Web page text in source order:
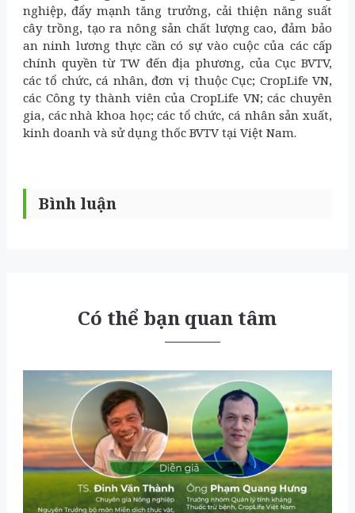
nghiệp, đẩy mạnh tăng trưởng, cải thiện năng suất
cây trồng, tạo ra nông sản chất lượng cao, đảm bảo
an ninh lương thực cần có sự vào cuộc của các cấp
chính quyền từ TW đến địa phương, của Cục BVTV,
các tổ chức, cá nhân, đơn vị thuộc Cục; CropLife VN,
các Công ty thành viên của CropLife VN; các chuyên
gia, các nhà khoa học; các tổ chức, cá nhân sản xuất,
kinh doanh và sử dụng thốc BVTV tại Việt Nam.
Bình luận
Có thể bạn quan tâm